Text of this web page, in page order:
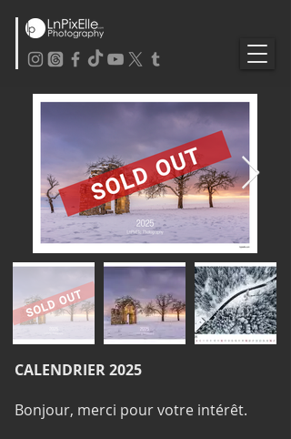
CALENDRIER 2025
Bonjour, merci pour votre intérêt.